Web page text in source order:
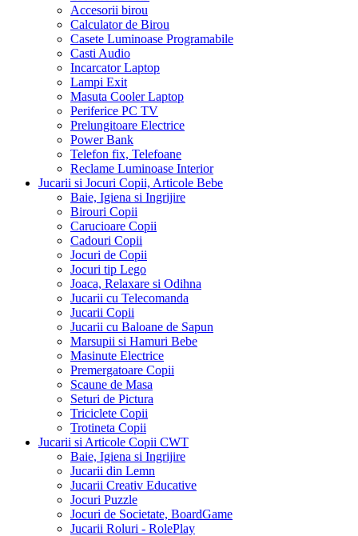
Accesorii birou
Calculator de Birou
Casete Luminoase Programabile
Casti Audio
Incarcator Laptop
Lampi Exit
Masuta Cooler Laptop
Periferice PC TV
Prelungitoare Electrice
Power Bank
Telefon fix, Telefoane
Reclame Luminoase Interior
Jucarii si Jocuri Copii, Articole Bebe
Baie, Igiena si Ingrijire
Birouri Copii
Carucioare Copii
Cadouri Copii
Jocuri de Copii
Jocuri tip Lego
Joaca, Relaxare si Odihna
Jucarii cu Telecomanda
Jucarii Copii
Jucarii cu Baloane de Sapun
Marsupii si Hamuri Bebe
Masinute Electrice
Premergatoare Copii
Scaune de Masa
Seturi de Pictura
Triciclete Copii
Trotineta Copii
Jucarii si Articole Copii CWT
Baie, Igiena si Ingrijire
Jucarii din Lemn
Jucarii Creativ Educative
Jocuri Puzzle
Jocuri de Societate, BoardGame
Jucarii Roluri - RolePlay